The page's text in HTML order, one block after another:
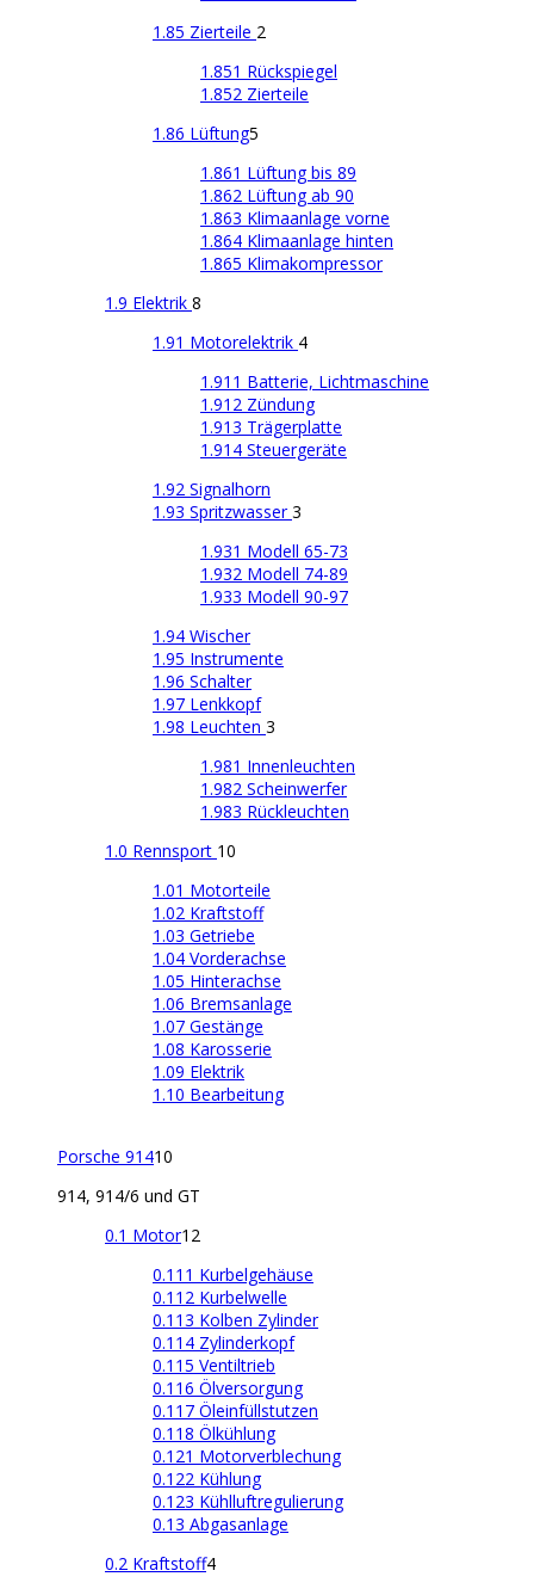
1.85 Zierteile 2
1.851 Rückspiegel
1.852 Zierteile
1.86 Lüftung5
1.861 Lüftung bis 89
1.862 Lüftung ab 90
1.863 Klimaanlage vorne
1.864 Klimaanlage hinten
1.865 Klimakompressor
1.9 Elektrik 8
1.91 Motorelektrik 4
1.911 Batterie, Lichtmaschine
1.912 Zündung
1.913 Trägerplatte
1.914 Steuergeräte
1.92 Signalhorn
1.93 Spritzwasser3
1.931 Modell 65-73
1.932 Modell 74-89
1.933 Modell 90-97
1.94 Wischer
1.95 Instrumente
1.96 Schalter
1.97 Lenkkopf
1.98 Leuchten 3
1.981 Innenleuchten
1.982 Scheinwerfer
1.983 Rückleuchten
1.0 Rennsport 10
1.01 Motorteile
1.02 Kraftstoff
1.03 Getriebe
1.04 Vorderachse
1.05 Hinterachse
1.06 Bremsanlage
1.07 Gestänge
1.08 Karosserie
1.09 Elektrik
1.10 Bearbeitung
Porsche 91410
914, 914/6 und GT
0.1 Motor12
0.111 Kurbelgehäuse
0.112 Kurbelwelle
0.113 Kolben Zylinder
0.114 Zylinderkopf
0.115 Ventiltrieb
0.116 Ölversorgung
0.117 Öleinfüllstutzen
0.118 Ölkühlung
0.121 Motorverblechung
0.122 Kühlung
0.123 Kühlluftregulierung
0.13 Abgasanlage
0.2 Kraftstoff4